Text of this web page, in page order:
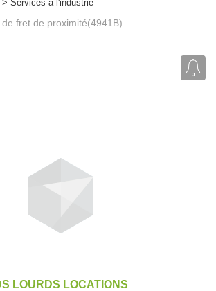
Services à l'industrie
fret de proximité(4941B)
LOURDS LOCATIONS